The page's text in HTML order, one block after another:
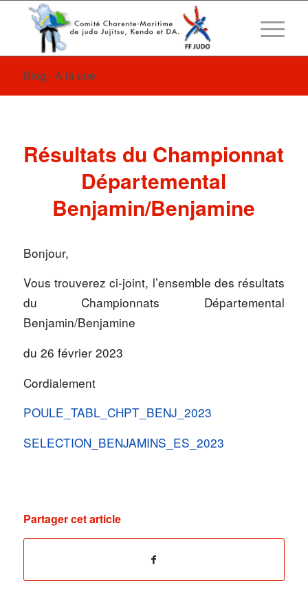
Blog - A la une
Résultats du Championnat
Départemental
Benjamin/Benjamine
Bonjour,
Vous trouverez ci-joint, l’ensemble des résultats
du Championnats Départemental
Benjamin/Benjamine
du 26 février 2023
Cordialement
POULE_TABL_CHPT_BENJ_2023
SELECTION_BENJAMINS_ES_2023
Partager cet article